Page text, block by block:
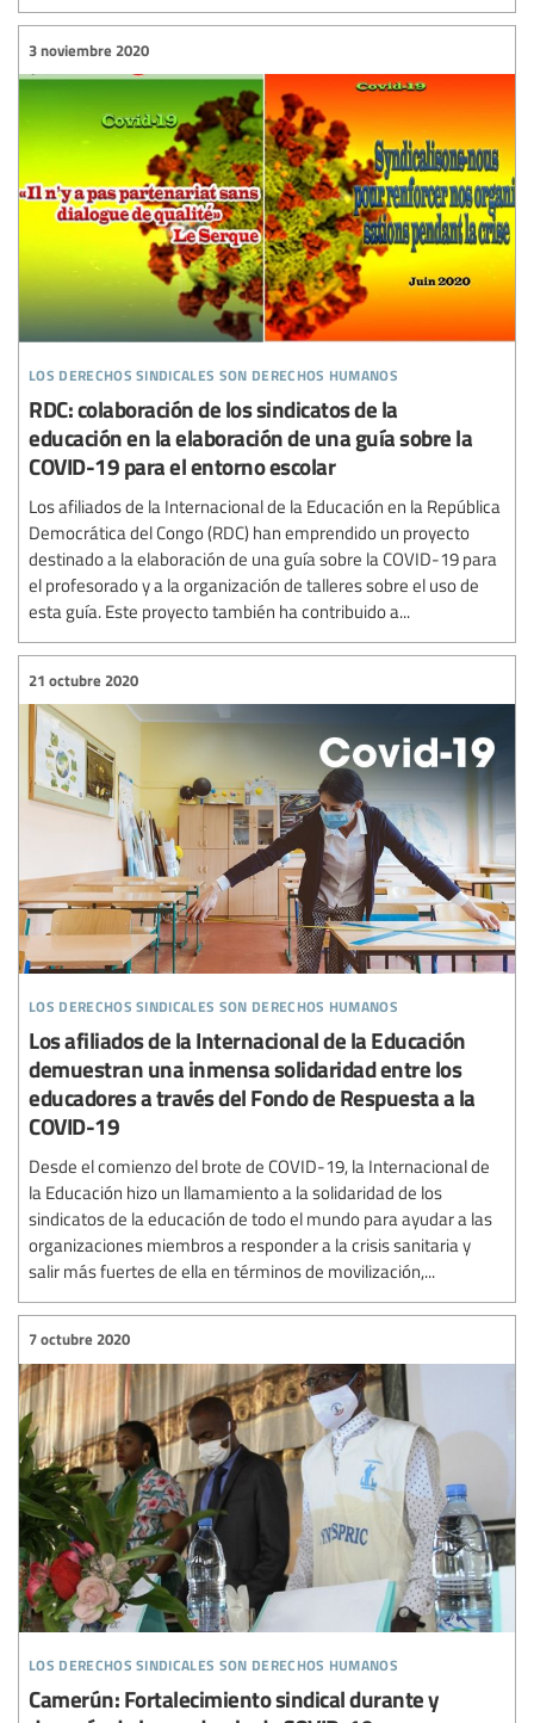
los derechos sindicales son derechos humanos
3 noviembre 2020
RDC: colaboración de los sindicatos de la
educación en la elaboración de una guía sobre la
COVID-19 para el entorno escolar
Los afiliados de la Internacional de la Educación en la República
Democrática del Congo (RDC) han emprendido un proyecto
destinado a la elaboración de una guía sobre la COVID-19 para
el profesorado y a la organización de talleres sobre el uso de
esta guía. Este proyecto también ha contribuido a...
los derechos sindicales son derechos humanos
21 octubre 2020
Los afiliados de la Internacional de la Educación
demuestran una inmensa solidaridad entre los
educadores a través del Fondo de Respuesta a la
COVID-19
Desde el comienzo del brote de COVID-19, la Internacional de
la Educación hizo un llamamiento a la solidaridad de los
sindicatos de la educación de todo el mundo para ayudar a las
organizaciones miembros a responder a la crisis sanitaria y
salir más fuertes de ella en términos de movilización,...
los derechos sindicales son derechos humanos
7 octubre 2020
Camerún: Fortalecimiento sindical durante y